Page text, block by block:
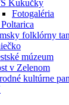
Kukučky
Fotogaléria
folklórny
múzeum
v Zelenom
kultúrne